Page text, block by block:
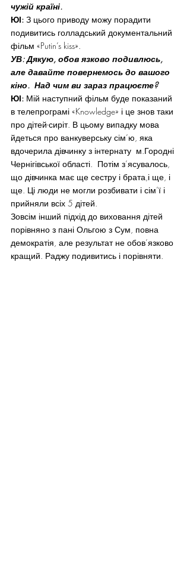
чужій країні.
ЮІ: З цього приводу можу порадити
подивитись голладський документальний
фільм «Putin’s kiss».
УВ: Дякую, обов язково подивлюсь,
але давайте повернемось до вашого
кіно.  Над чим ви зараз працюєте?
ЮІ: Мій наступний фільм буде показаний
в телепрограмі «Knowledge» і це знов таки
про дітей-сиріт. В цьому випадку мова
йдеться про ванкуверську сім’ю, яка
вдочерила дівчинку з інтернату  м.Городні
Чернігівської області.  Потім з’ясувалось,
що дівчинка має ще сестру і брата,і ще, і
ще. Ці люди не могли розбивати і сім’ї і
прийняли всіх 5 дітей.
Зовсім інший підхід до виховання дітей
порівняно з пані Ольгою з Сум, повна
демократія, але результат не обов’язково
кращий. Раджу подивитись і порівняти.